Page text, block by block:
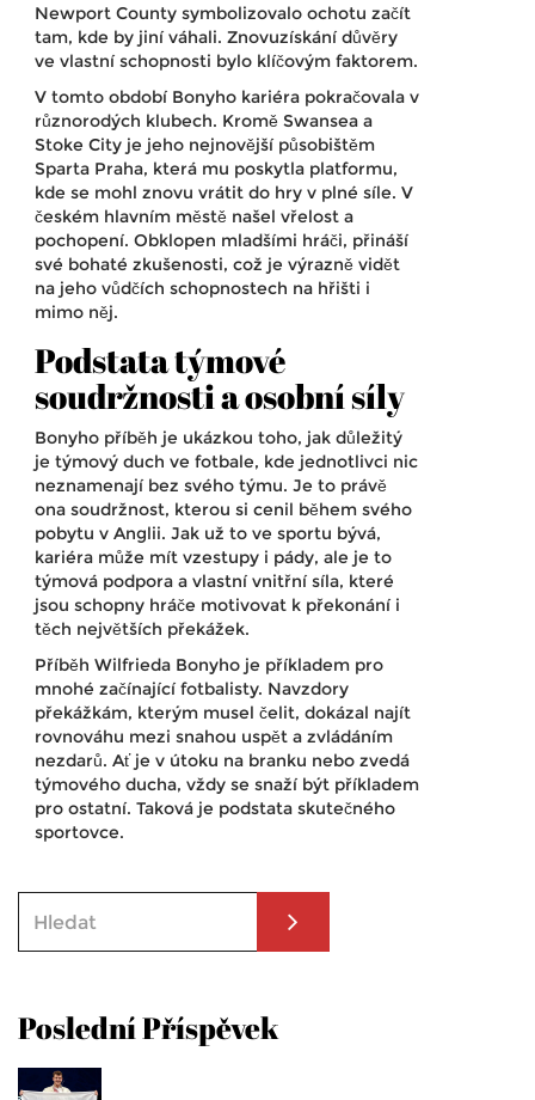
Newport County symbolizovalo ochotu začít
tam, kde by jiní váhali. Znovuzískání důvěry
ve vlastní schopnosti bylo klíčovým faktorem.
V tomto období Bonyho kariéra pokračovala v
různorodých klubech. Kromě Swansea a
Stoke City je jeho nejnovější působištěm
Sparta Praha, která mu poskytla platformu,
kde se mohl znovu vrátit do hry v plné síle. V
českém hlavním městě našel vřelost a
pochopení. Obklopen mladšími hráči, přináší
své bohaté zkušenosti, což je výrazně vidět
na jeho vůdčích schopnostech na hřišti i
mimo něj.
Podstata týmové
soudržnosti a osobní síly
Bonyho příběh je ukázkou toho, jak důležitý
je týmový duch ve fotbale, kde jednotlivci nic
neznamenají bez svého týmu. Je to právě
ona soudržnost, kterou si cenil během svého
pobytu v Anglii. Jak už to ve sportu bývá,
kariéra může mít vzestupy i pády, ale je to
týmová podpora a vlastní vnitřní síla, které
jsou schopny hráče motivovat k překonání i
těch největších překážek.
Příběh Wilfrieda Bonyho je příkladem pro
mnohé začínající fotbalisty. Navzdory
překážkám, kterým musel čelit, dokázal najít
rovnováhu mezi snahou uspět a zvládáním
nezdarů. Ať je v útoku na branku nebo zvedá
týmového ducha, vždy se snaží být příkladem
pro ostatní. Taková je podstata skutečného
sportovce.
Poslední Příspěvek